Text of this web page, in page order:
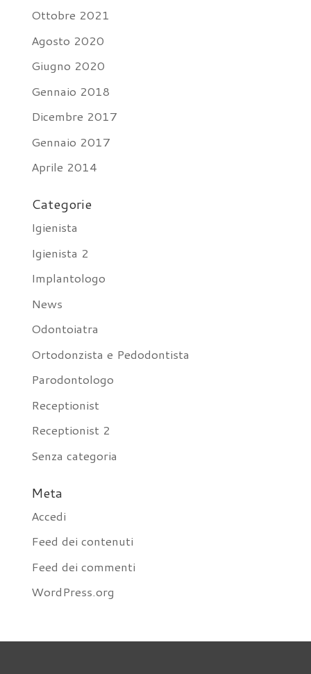
Ottobre 2021
Agosto 2020
Giugno 2020
Gennaio 2018
Dicembre 2017
Gennaio 2017
Aprile 2014
Categorie
Igienista
Igienista 2
Implantologo
News
Odontoiatra
Ortodonzista e Pedodontista
Parodontologo
Receptionist
Receptionist 2
Senza categoria
Meta
Accedi
Feed dei contenuti
Feed dei commenti
WordPress.org